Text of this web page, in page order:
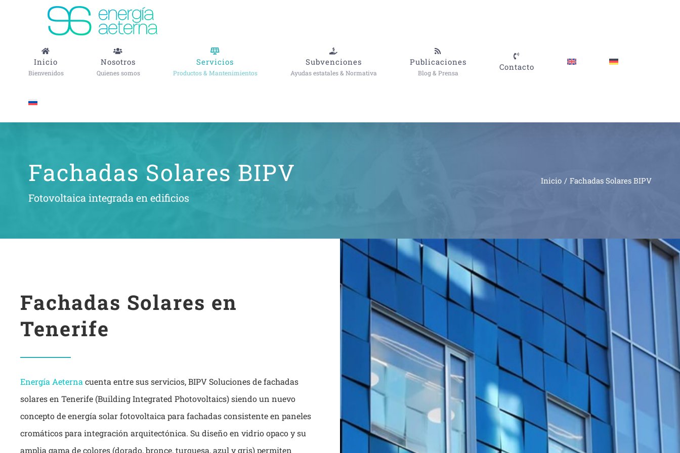
Inicio
Bienvenidos
Nosotros
Quienes somos
Servicios
Productos & Mantenimientos
Subvenciones
Ayudas estatales & Normativa
Publicaciones
Blog & Prensa
Contacto
Fachadas Solares BIPV
Fotovoltaica integrada en edificios
Inicio Fachadas Solares BIPV
Fachadas Solares en
Tenerife
Energía Aeterna cuenta entre sus servicios, BIPV Soluciones de fachadas
solares en Tenerife (Building Integrated Photovoltaics) siendo un nuevo
concepto de energía solar fotovoltaica para fachadas consistente en paneles
cromáticos para integración arquitectónica. Su diseño en vidrio opaco y su
amplia gama de colores (dorado, bronce, turquesa, azul y gris) permiten